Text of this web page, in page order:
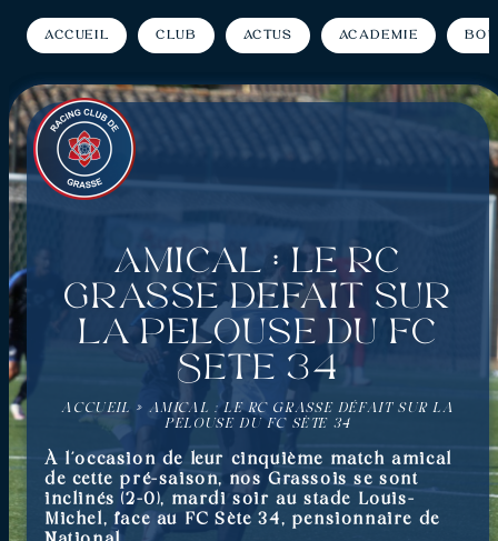
Accueil Club Actus Académie
Amical : Le RC
Grasse défait sur
la pelouse du FC
Sète 34
ACCUEIL » AMICAL : LE RC GRASSE DÉFAIT SUR LA
PELOUSE DU FC SÈTE 34
À l’occasion de leur cinquième match amical
de cette pré-saison, nos Grassois se sont
inclinés (2-0), mardi soir au stade Louis-
Michel, face au FC Sète 34, pensionnaire de